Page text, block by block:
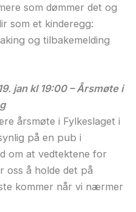
som dømmer det og
som et kinderegg:
og tilbakemelding
jan kl 19:00 – Årsmøte i
årsmøte i Fylkeslaget i
på en pub i
om at vedtektene for
oss å holde det på
kommer når vi nærmer